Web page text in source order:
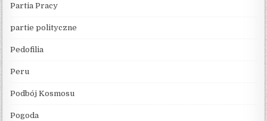
Partia Pracy
partie polityczne
Pedofilia
Peru
Podbój Kosmosu
Pogoda